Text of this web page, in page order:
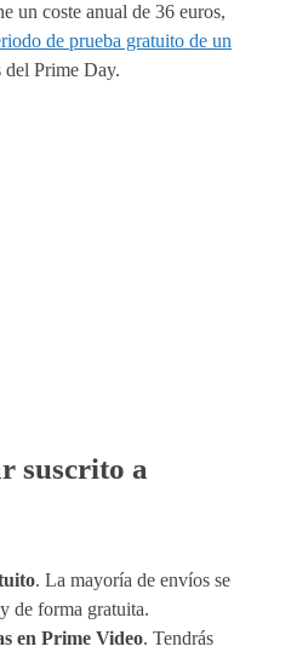
un coste anual de 36 euros,
de prueba gratuito de un
del Prime Day.
suscrito a
. La mayoría de envíos se
de forma gratuita.
en Prime Video. Tendrás